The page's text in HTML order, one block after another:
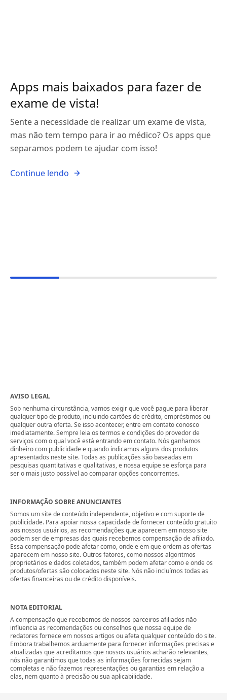
Apps mais baixados para fazer de
exame de vista!
Sente a necessidade de realizar um exame de vista,
mas não tem tempo para ir ao médico? Os apps que
separamos podem te ajudar com isso!
Continue lendo
AVISO LEGAL
Sob nenhuma circunstância, vamos exigir que você pague para liberar
qualquer tipo de produto, incluindo cartões de crédito, empréstimos ou
qualquer outra oferta. Se isso acontecer, entre em contato conosco
imediatamente. Sempre leia os termos e condições do provedor de
serviços com o qual você está entrando em contato. Nós ganhamos
dinheiro com publicidade e quando indicamos alguns dos produtos
apresentados neste site. Todas as publicações são baseadas em
pesquisas quantitativas e qualitativas, e nossa equipe se esforça para
ser o mais justo possível ao comparar opções concorrentes.
INFORMAÇÃO SOBRE ANUNCIANTES
Somos um site de conteúdo independente, objetivo e com suporte de
publicidade. Para apoiar nossa capacidade de fornecer conteúdo gratuito
aos nossos usuários, as recomendações que aparecem em nosso site
podem ser de empresas das quais recebemos compensação de afiliado.
Essa compensação pode afetar como, onde e em que ordem as ofertas
aparecem em nosso site. Outros fatores, como nossos algoritmos
proprietários e dados coletados, também podem afetar como e onde os
produtos/ofertas são colocados neste site. Nós não incluímos todas as
ofertas financeiras ou de crédito disponíveis.
NOTA EDITORIAL
A compensação que recebemos de nossos parceiros afiliados não
influencia as recomendações ou conselhos que nossa equipe de
redatores fornece em nossos artigos ou afeta qualquer conteúdo do site.
Embora trabalhemos arduamente para fornecer informações precisas e
atualizadas que acreditamos que nossos usuários acharão relevantes,
nós não garantimos que todas as informações fornecidas sejam
completas e não fazemos representações ou garantias em relação a
elas, nem quanto à precisão ou sua aplicabilidade.